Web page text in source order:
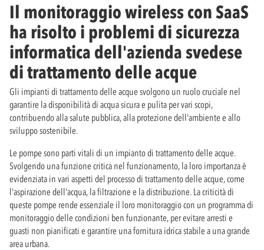
Il monitoraggio wireless con SaaS
ha risolto i problemi di sicurezza
informatica dell'azienda svedese
di trattamento delle acque
Gli impianti di trattamento delle acque svolgono un ruolo cruciale nel
garantire la disponibilità di acqua sicura e pulita per vari scopi,
contribuendo alla salute pubblica, alla protezione dell'ambiente e allo
sviluppo sostenibile.
Le pompe sono parti vitali di un impianto di trattamento delle acque.
Svolgendo una funzione critica nel funzionamento, la loro importanza è
evidenziata in vari aspetti del processo di trattamento delle acque, come
l'aspirazione dell'acqua, la filtrazione e la distribuzione. La criticità di
queste pompe rende essenziale il loro monitoraggio con un programma di
monitoraggio delle condizioni ben funzionante, per evitare arresti e
guasti non pianificati e garantire una fornitura idrica stabile a una grande
area urbana.